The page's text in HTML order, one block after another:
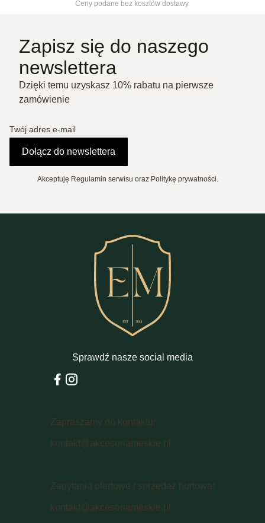
Ceny podane bez kosztów dostawy.
Zapisz się do naszego
newslettera
Dzięki temu uzyskasz 10% rabatu na pierwsze
zamówienie
Twój adres e-mail
Dołącz do newslettera
Akceptuję Regulamin serwisu oraz Politykę prywatności.
Sprawdź nasze social media
Zapraszamy do kontaktu:
kontakt@akcesoriameskie.pl
Zapytania ofertowe / sprzedaż hurtowa:
kontakt@akcesoriameskie.pl